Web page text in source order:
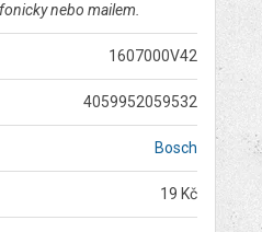
nebo mailem.
1607000V42
4059952059532
Bosch
19 Kč